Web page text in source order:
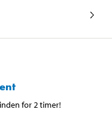
for 2 timer!